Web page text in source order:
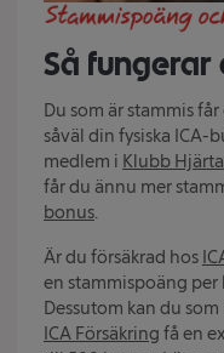
Så fungerar
Du som är stammis
såväl din fysiska ICA-
medlem i Klubb
får du ännu mer
bonus.
Är du försäkrad hos
en stammispoäng
Dessutom kan du
ICA Försäkring få en